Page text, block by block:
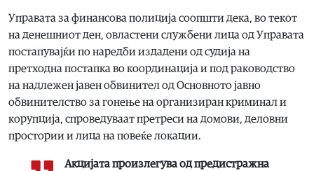
Управата за финансова полиција соопшти дека, во текот
на денешниот ден, овластени службени лица од Управата
постапувајќи по наредби издадени од судија на
претходна постапка во координација и под раководство
на надлежен јавен обвинител од Основното јавно
обвинителство за гонење на организиран криминал и
корупција, спроведуваат претреси на домови, деловни
простории и лица на повеќе локации.
Акцијата произлегува од предистражна